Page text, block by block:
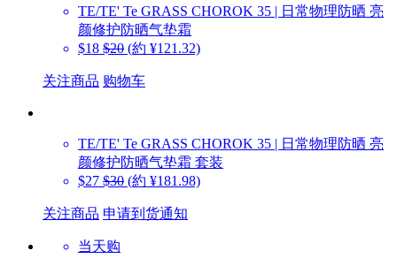
TE/TE' Te GRASS CHOROK 35 | 日常物理防晒 亮
颜修护防晒气垫霜
$18 $20 (約 ¥121.32)
关注商品 购物车
TE/TE' Te GRASS CHOROK 35 | 日常物理防晒 亮
颜修护防晒气垫霜 套装
$27 $30 (約 ¥181.98)
关注商品 申请到货通知
当天购